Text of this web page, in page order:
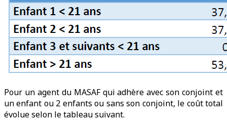
Pour un agent du MASAF qui adhère avec son conjoint et
un enfant ou 2 enfants ou sans son conjoint, le coût total
évolue selon le tableau suivant.